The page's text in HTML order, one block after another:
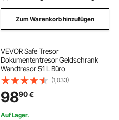
Zum Warenkorb hinzufügen
VEVOR Safe Tresor
Dokumententresor Geldschrank
Wandtresor 51 L Büro
(1,033)
9890€
Auf Lager.